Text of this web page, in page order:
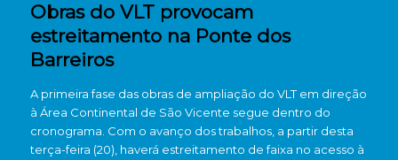
Obras do VLT provocam
estreitamento na Ponte dos
Barreiros
A primeira fase das obras de ampliação do VLT em direção
à Área Continental de São Vicente segue dentro do
cronograma. Com o avanço dos trabalhos, a partir desta
terça-feira (20), haverá estreitamento de faixa no acesso à